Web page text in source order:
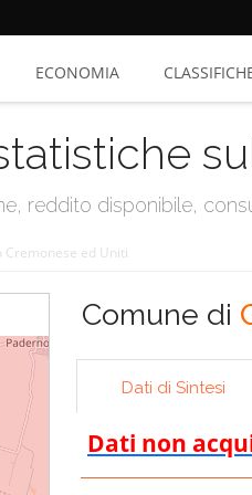
ECONOMIA
reddito disponibile,
Cremonese ed Uniti
Comune di
Dati di Sintesi
Dati non